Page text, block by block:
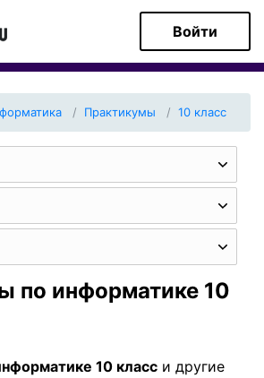
Войти
Практикумы 10 класс
по информатике 10
10 класс и другие